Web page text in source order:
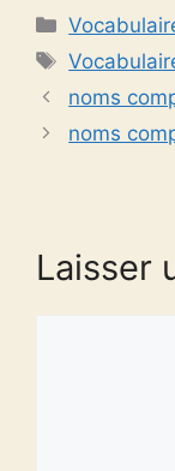
Catégories
Étiquettes
noms
noms
Laisser